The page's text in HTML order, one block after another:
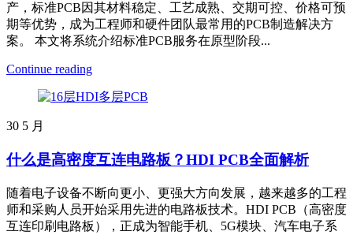
产，标准PCB因其材料稳定、工艺成熟、交期可控、价格可预
期等优势，成为工程师和硬件团队最常用的PCB制造解决方
案。 本文将系统介绍标准PCB服务在原型阶段...
Continue reading
30 5 月
什么是高密度互连电路板？HDI PCB全面解析
随着电子设备不断向更小、更强大方向发展，越来越多的工程
师和采购人员开始采用先进的电路板技术。HDI PCB（高密度
互连印刷电路板），正成为智能手机、5G模块、汽车电子系